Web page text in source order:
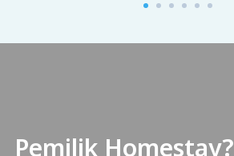
Pemilik Homestay?